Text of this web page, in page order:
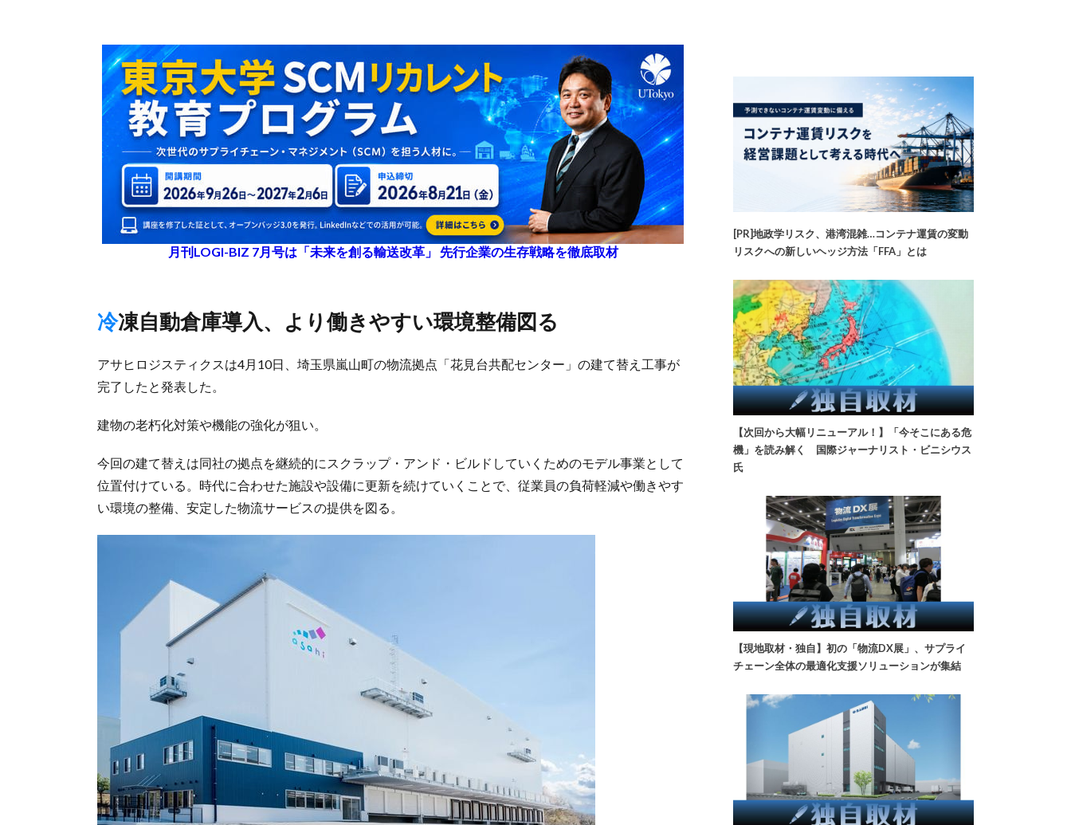
月刊LOGI-BIZ 7月号は「未来を創る輸送改革」 先行企業の生存戦略を徹底取材
冷凍自動倉庫導入、より働きやすい環境整備図る
アサヒロジスティクスは4月10日、埼玉県嵐山町の物流拠点「花見台共配センター」の建て替え工事が
完了したと発表した。
建物の老朽化対策や機能の強化が狙い。
今回の建て替えは同社の拠点を継続的にスクラップ・アンド・ビルドしていくためのモデル事業として
位置付けている。時代に合わせた施設や設備に更新を続けていくことで、従業員の負荷軽減や働きやす
い環境の整備、安定した物流サービスの提供を図る。
[PR]地政学リスク、港湾混雑…コンテナ運賃の変動
リスクへの新しいヘッジ方法「FFA」とは
【次回から大幅リニューアル！】「今そこにある危
機」を読み解く 国際ジャーナリスト・ビニシウス
氏
【現地取材・独自】初の「物流DX展」、サプライ
チェーン全体の最適化支援ソリューションが集結